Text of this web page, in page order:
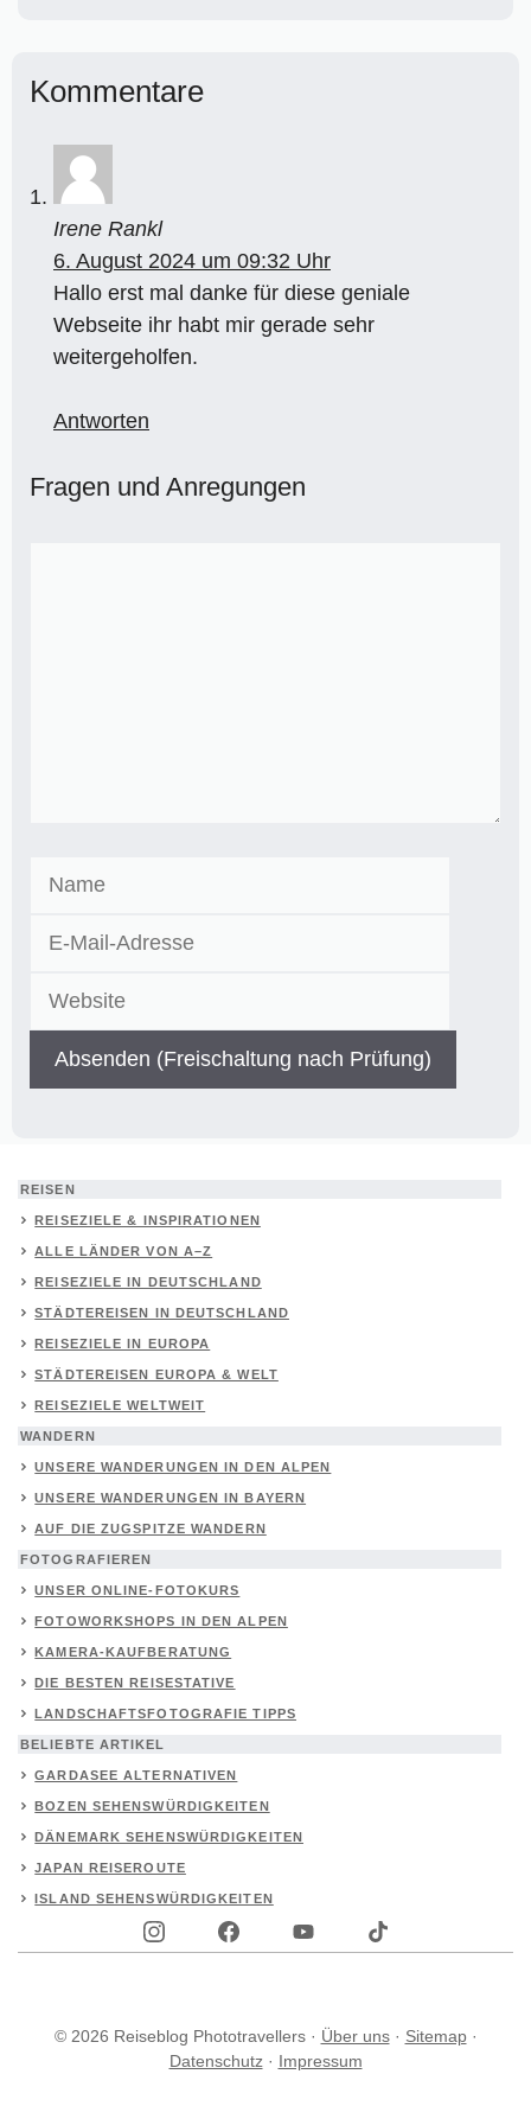
Kommentare
Irene Rankl
6. August 2024 um 09:32 Uhr
Hallo erst mal danke für diese geniale
Webseite ihr habt mir gerade sehr
weitergeholfen.
Antworten
Fragen und Anregungen
REISEN
REISEZIELE & INSPIRATIONEN
ALLE LÄNDER VON A–Z
REISEZIELE IN DEUTSCHLAND
STÄDTEREISEN IN DEUTSCHLAND
REISEZIELE IN EUROPA
STÄDTEREISEN EUROPA & WELT
REISEZIELE WELTWEIT
WANDERN
UNSERE WANDERUNGEN IN DEN ALPEN
UNSERE WANDERUNGEN IN BAYERN
AUF DIE ZUGSPITZE WANDERN
FOTOGRAFIEREN
UNSER ONLINE-FOTOKURS
FOTOWORKSHOPS IN DEN ALPEN
KAMERA-KAUFBERATUNG
DIE BESTEN REISESTATIVE
LANDSCHAFTSFOTOGRAFIE TIPPS
BELIEBTE ARTIKEL
GARDASEE ALTERNATIVEN
BOZEN SEHENSWÜRDIGKEITEN
DÄNEMARK SEHENSWÜRDIGKEITEN
JAPAN REISEROUTE
ISLAND SEHENSWÜRDIGKEITEN
© 2026 Reiseblog Phototravellers · Über uns· Sitemap·
Datenschutz· Impressum